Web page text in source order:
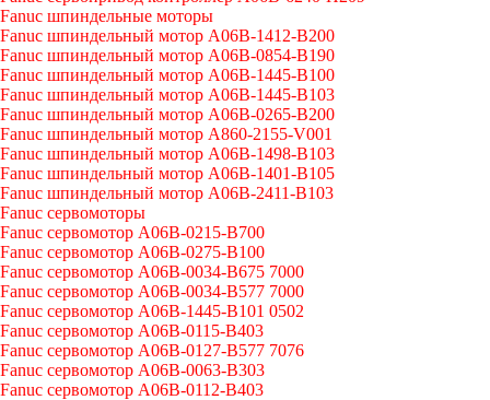
Fanuc шпиндельные моторы
Fanuc шпиндельный мотор A06B-1412-B200
Fanuc шпиндельный мотор A06B-0854-B190
Fanuc шпиндельный мотор A06B-1445-B100
Fanuc шпиндельный мотор A06B-1445-B103
Fanuc шпиндельный мотор A06B-0265-B200
Fanuc шпиндельный мотор A860-2155-V001
Fanuc шпиндельный мотор A06B-1498-B103
Fanuc шпиндельный мотор A06B-1401-B105
Fanuc шпиндельный мотор A06B-2411-B103
Fanuc сервомоторы
Fanuc сервомотор A06B-0215-B700
Fanuc сервомотор A06B-0275-B100
Fanuc сервомотор A06B-0034-B675 7000
Fanuc сервомотор A06B-0034-B577 7000
Fanuc сервомотор A06B-1445-B101 0502
Fanuc сервомотор A06B-0115-B403
Fanuc сервомотор A06B-0127-B577 7076
Fanuc сервомотор A06B-0063-B303
Fanuc сервомотор A06B-0112-B403